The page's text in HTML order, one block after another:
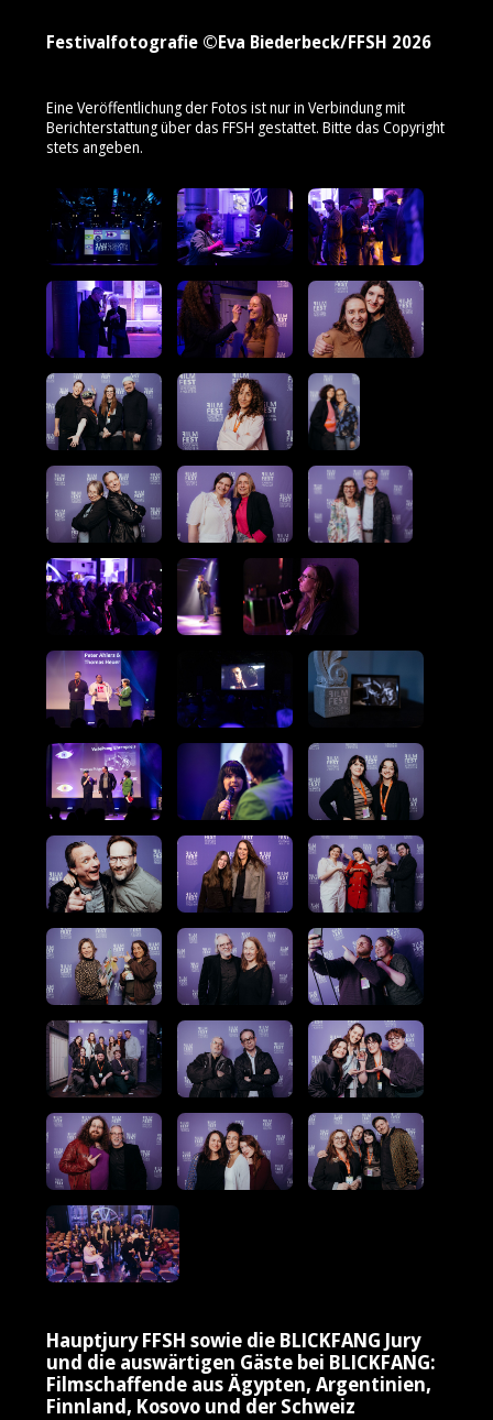
Festivalfotografie ©Eva Biederbeck/FFSH 2026
Eine Veröffentlichung der Fotos ist nur in Verbindung mit
Berichterstattung über das FFSH gestattet. Bitte das Copyright
stets angeben.
Hauptjury FFSH sowie die BLICKFANG Jury
und die auswärtigen Gäste bei BLICKFANG:
Filmschaffende aus Ägypten, Argentinien,
Finnland, Kosovo und der Schweiz